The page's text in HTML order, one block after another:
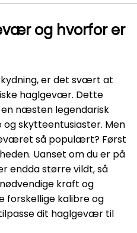
og hvorfor er
er det svært at
haglgevær. Dette
næsten legendarisk
skytteentusiaster. Men
så populært? Først
Uanset om du er på
endda større vildt, så
kraft og
kalibre og
dit haglgevær til